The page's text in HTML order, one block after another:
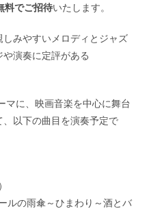
料でご招待いたします。
みやすいメロディとジャズ
演奏に定評がある
マに、映画音楽を中心に舞台
以下の曲目を演奏予定で
ルの雨傘～ひまわり～酒とバ